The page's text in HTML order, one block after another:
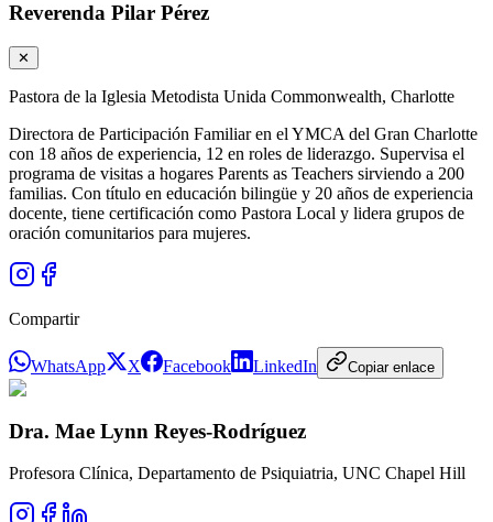
Reverenda Pilar Pérez
✕
Pastora de la Iglesia Metodista Unida Commonwealth, Charlotte
Directora de Participación Familiar en el YMCA del Gran Charlotte
con 18 años de experiencia, 12 en roles de liderazgo. Supervisa el
programa de visitas a hogares Parents as Teachers sirviendo a 200
familias. Con título en educación bilingüe y 20 años de experiencia
docente, tiene certificación como Pastora Local y lidera grupos de
oración comunitarios para mujeres.
Compartir
WhatsApp X Facebook LinkedIn Copiar enlace
Dra. Mae Lynn Reyes-Rodríguez
Profesora Clínica, Departamento de Psiquiatria, UNC Chapel Hill